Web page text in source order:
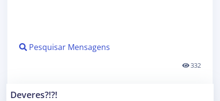
Pesquisar Mensagens
332
Deveres?!?!